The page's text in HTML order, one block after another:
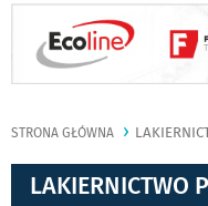
STRONA GŁÓWNA
LAKIERNICTWO